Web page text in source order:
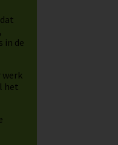
in de
werk
het